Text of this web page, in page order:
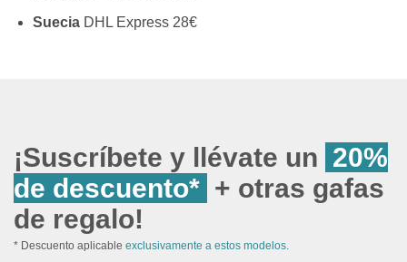
SueciaDHL Express 28€
¡Suscríbete y llévate un 20%
de descuento* + otras gafas
de regalo!
* Descuento aplicable exclusivamente a estos modelos.